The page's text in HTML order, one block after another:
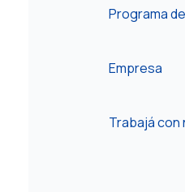
Programa
Empresa
Trabajá